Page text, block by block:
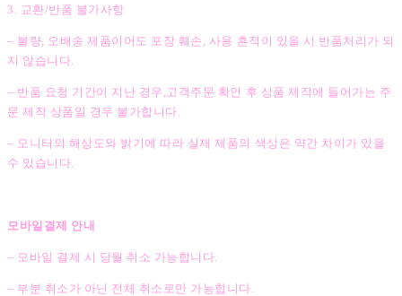
3. 교환/반품 불가사항
– 불량, 오배송 제품이어도 포장 훼손, 사용 흔적이 있을 시 반품처리가 되
지 않습니다.
– 반품 요청 기간이 지난 경우,고객주문 확인 후 상품 제작에 들어가는 주
문 제작 상품일 경우 불가합니다.
– 모니터의 해상도와 밝기에 따라 실제 제품의 색상은 약간 차이가 있을
수 있습니다.
모바일결제 안내
– 모바일 결제 시 당월 취소 가능합니다.
– 부분 취소가 아닌 전체 취소로만 가능합니다.